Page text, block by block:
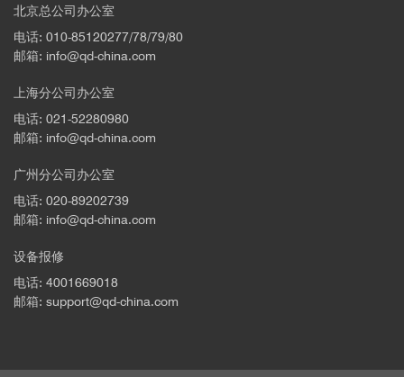
北京总公司办公室
电话: 010-85120277/78/79/80
邮箱: info@qd-china.com
上海分公司办公室
电话: 021-52280980
邮箱: info@qd-china.com
广州分公司办公室
电话: 020-89202739
邮箱: info@qd-china.com
设备报修
电话: 4001669018
邮箱: support@qd-china.com